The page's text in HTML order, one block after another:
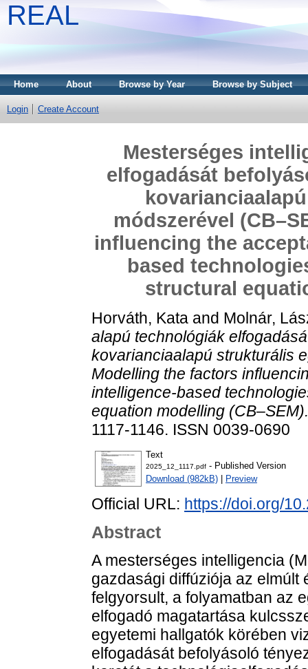
REAL
Home About Browse by Year Browse by Subject
Login Create Account
Mesterséges
elfogadását
módszerével
influencing the
based
structural
Horváth, Kata and Molnár,
alapú technológiák
kovarianciaalapú strukturális
Modelling the factors
intelligence-based
equation modelling (CB–SEM).
1117-1146. ISSN 0039-0690
Text
2025_12_1117.pdf - Published Version
Download (982kB)
Preview
Official URL: https://doi.org/
Abstract
A mesterséges intelligencia
gazdasági diffúziója az
felgyorsult, a folyamatban az
elfogadó magatartása
egyetemi hallgatók körében
elfogadását befolyásoló